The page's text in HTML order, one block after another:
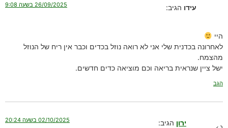
עידו הגיב: 26/09/2025 בשעה 9:08
היי
לאחרונה בכדנית שלי אני לא רואה נוזל בכדים וכבר אין ריח של הנוזל
מהצמח.
ישל ציין שנראית בריאה וכם מוציאה כדים חדשים.
הגב
ירון הגיב: 02/10/2025 בשעה 20:24